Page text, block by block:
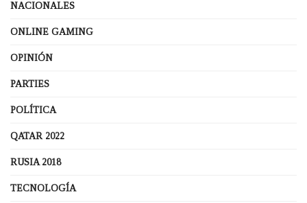
NACIONALES
ONLINE GAMING
OPINIÓN
PARTIES
POLÍTICA
QATAR 2022
RUSIA 2018
TECNOLOGÍA